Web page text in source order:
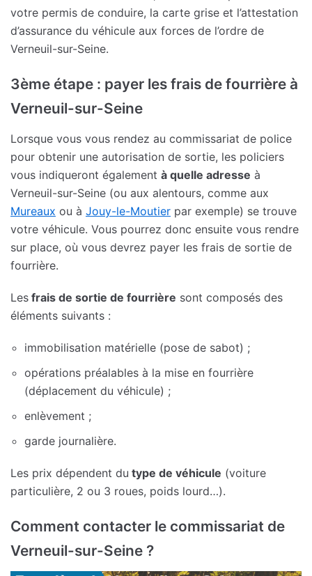
votre permis de conduire, la carte grise et l’attestation
d’assurance du véhicule aux forces de l’ordre de
Verneuil-sur-Seine.
3ème étape : payer les frais de fourrière à
Verneuil-sur-Seine
Lorsque vous vous rendez au commissariat de police
pour obtenir une autorisation de sortie, les policiers
vous indiqueront également à quelle adresse à
Verneuil-sur-Seine (ou aux alentours, comme aux
Mureaux ou à Jouy-le-Moutier par exemple) se trouve
votre véhicule. Vous pourrez donc ensuite vous rendre
sur place, où vous devrez payer les frais de sortie de
fourrière.
Les frais de sortie de fourrière sont composés des
éléments suivants :
immobilisation matérielle (pose de sabot) ;
opérations préalables à la mise en fourrière
(déplacement du véhicule) ;
enlèvement ;
garde journalière.
Les prix dépendent du type de véhicule (voiture
particulière, 2 ou 3 roues, poids lourd…).
Comment contacter le commissariat de
Verneuil-sur-Seine ?